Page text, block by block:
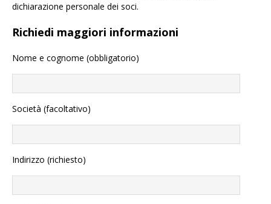
dichiarazione personale dei soci.
Richiedi maggiori informazioni
Nome e cognome (obbligatorio)
Società (facoltativo)
Indirizzo (richiesto)